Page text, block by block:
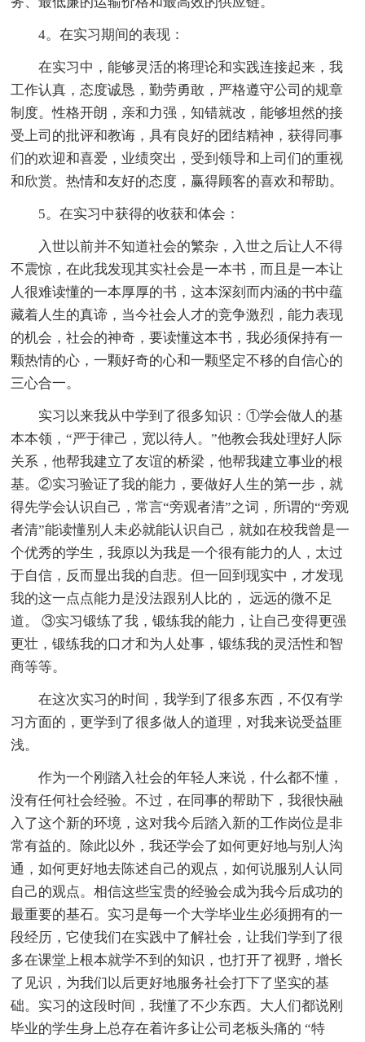
4。在实习期间的表现：
在实习中，能够灵活的将理论和实践连接起来，我
工作认真，态度诚恳，勤劳勇敢，严格遵守公司的规章
制度。性格开朗，亲和力强，知错就改，能够坦然的接
受上司的批评和教诲，具有良好的团结精神，获得同事
们的欢迎和喜爱，业绩突出，受到领导和上司们的重视
和欣赏。热情和友好的态度，赢得顾客的喜欢和帮助。
5。在实习中获得的收获和体会：
入世以前并不知道社会的繁杂，入世之后让人不得
不震惊，在此我发现其实社会是一本书，而且是一本让
人很难读懂的一本厚厚的书，这本深刻而内涵的书中蕴
藏着人生的真谛，当今社会人才的竞争激烈，能力表现
的机会，社会的神奇，要读懂这本书，我必须保持有一
颗热情的心，一颗好奇的心和一颗坚定不移的自信心的
三心合一。
实习以来我从中学到了很多知识：①学会做人的基
本本领，“严于律己，宽以待人。”他教会我处理好人际
关系，他帮我建立了友谊的桥梁，他帮我建立事业的根
基。②实习验证了我的能力，要做好人生的第一步，就
得先学会认识自己，常言“旁观者清”之词，所谓的“旁观
者清”能读懂别人未必就能认识自己，就如在校我曾是一
个优秀的学生，我原以为我是一个很有能力的人，太过
于自信，反而显出我的自悲。但一回到现实中，才发现
我的这一点点能力是没法跟别人比的， 远远的微不足
道。 ③实习锻练了我，锻练我的能力，让自己变得更强
更壮，锻练我的口才和为人处事，锻练我的灵活性和智
商等等。
在这次实习的时间，我学到了很多东西，不仅有学
习方面的，更学到了很多做人的道理，对我来说受益匪
浅。
作为一个刚踏入社会的年轻人来说，什么都不懂，
没有任何社会经验。不过，在同事的帮助下，我很快融
入了这个新的环境，这对我今后踏入新的工作岗位是非
常有益的。除此以外，我还学会了如何更好地与别人沟
通，如何更好地去陈述自己的观点，如何说服别人认同
自己的观点。相信这些宝贵的经验会成为我今后成功的
最重要的基石。实习是每一个大学毕业生必须拥有的一
段经历，它使我们在实践中了解社会，让我们学到了很
多在课堂上根本就学不到的知识，也打开了视野，增长
了见识，为我们以后更好地服务社会打下了坚实的基
础。实习的这段时间，我懂了不少东西。大人们都说刚
毕业的学生身上总存在着许多让公司老板头痛的 “特